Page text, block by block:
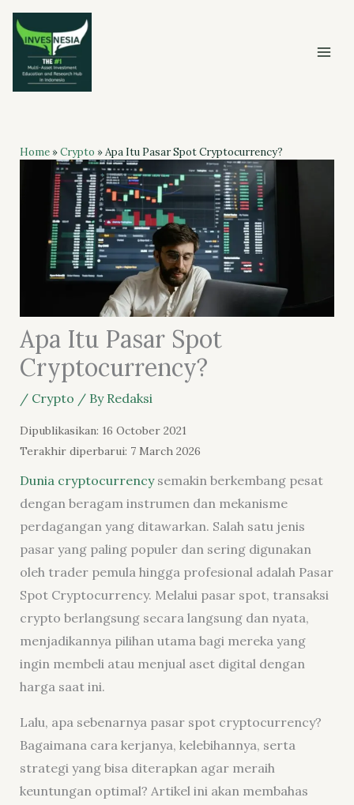
Skip
content
Home»Crypto »Apa Itu Pasar Spot Cryptocurrency?
Apa Itu Pasar Spot
Cryptocurrency?
/ Crypto / By Redaksi
Dipublikasikan: 16 October 2021
Terakhir diperbarui: 7 March 2026
Dunia cryptocurrencysemakin berkembang pesat
dengan beragam instrumen dan mekanisme
perdagangan yang ditawarkan. Salah satu jenis
pasar yang paling populer dan sering digunakan
oleh trader pemula hingga profesional adalah Pasar
Spot Cryptocurrency. Melalui pasar spot, transaksi
crypto berlangsung secara langsung dan nyata,
menjadikannya pilihan utama bagi mereka yang
ingin membeli atau menjual aset digital dengan
harga saat ini.
Lalu, apa sebenarnya pasar spot cryptocurrency?
Bagaimana cara kerjanya, kelebihannya, serta
strategi yang bisa diterapkan agar meraih
keuntungan optimal? Artikel ini akan membahas